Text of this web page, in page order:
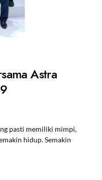
Astra
pasti memiliki mimpi,
hidup. Semakin